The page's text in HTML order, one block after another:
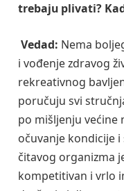
trebaju plivati?
Vedad: Nema
i vođenje zdravog
rekreativnog
poručuju svi
po mišljenju većine
očuvanje kondicije
čitavog organizma
kompetitivan i vrlo